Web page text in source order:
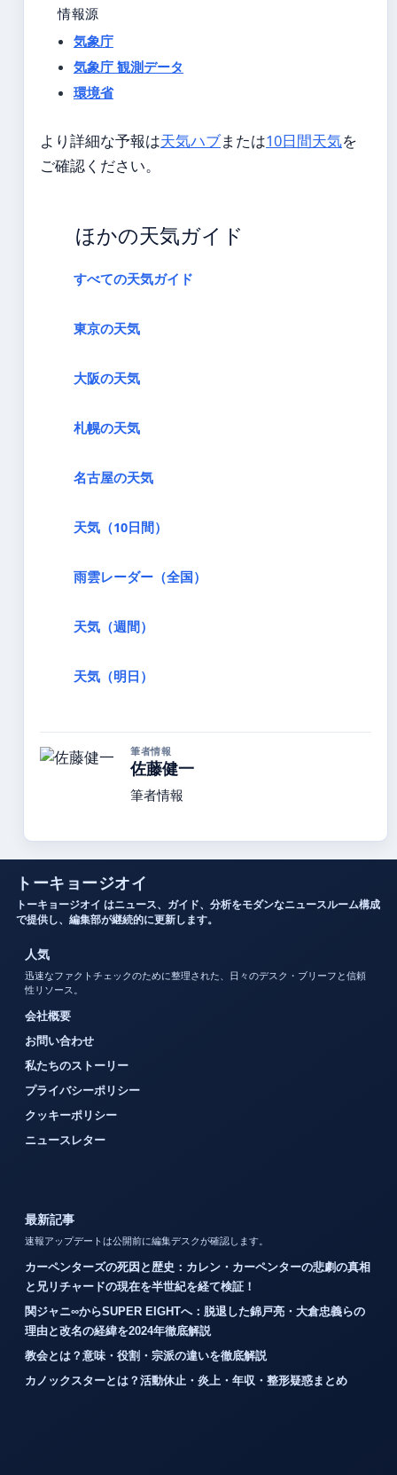
情報源
気象庁
気象庁 観測データ
環境省
より詳細な予報は天気ハブまたは10日間天気を
ご確認ください。
ほかの天気ガイド
すべての天気ガイド
東京の天気
大阪の天気
札幌の天気
名古屋の天気
天気（10日間）
雨雲レーダー（全国）
天気（週間）
天気（明日）
筆者情報
佐藤健一
筆者情報
トーキョージオイ
トーキョージオイ はニュース、ガイド、分析をモダンなニュースルーム構成
で提供し、編集部が継続的に更新します。
人気
迅速なファクトチェックのために整理された、日々のデスク・ブリーフと信頼
性リソース。
会社概要
お問い合わせ
私たちのストーリー
プライバシーポリシー
クッキーポリシー
ニュースレター
最新記事
速報アップデートは公開前に編集デスクが確認します。
カーペンターズの死因と歴史：カレン・カーペンターの悲劇の真相
と兄リチャードの現在を半世紀を経て検証！
関ジャニ∞からSUPER EIGHTへ：脱退した錦戸亮・大倉忠義らの
理由と改名の経緯を2024年徹底解説
教会とは？意味・役割・宗派の違いを徹底解説
カノックスターとは？活動休止・炎上・年収・整形疑惑まとめ